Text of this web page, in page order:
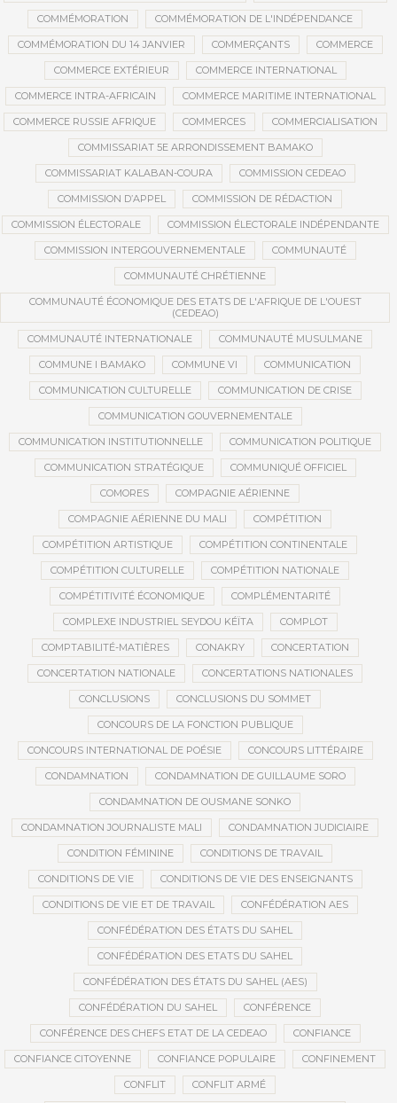
COMMÉMORATION COMMÉMORATION DE L'INDÉPENDANCE
COMMÉMORATION DU 14 JANVIER COMMERÇANTS COMMERCE
COMMERCE EXTÉRIEUR COMMERCE INTERNATIONAL
COMMERCE INTRA-AFRICAIN COMMERCE MARITIME INTERNATIONAL
COMMERCE RUSSIE AFRIQUE COMMERCES COMMERCIALISATION
COMMISSARIAT 5E ARRONDISSEMENT BAMAKO
COMMISSARIAT KALABAN-COURA COMMISSION CEDEAO
COMMISSION D’APPEL COMMISSION DE RÉDACTION
COMMISSION ÉLECTORALE COMMISSION ÉLECTORALE INDÉPENDANTE
COMMISSION INTERGOUVERNEMENTALE COMMUNAUTÉ
COMMUNAUTÉ CHRÉTIENNE
COMMUNAUTÉ ÉCONOMIQUE DES ETATS DE L'AFRIQUE DE L'OUEST
(CEDEAO)
COMMUNAUTÉ INTERNATIONALE COMMUNAUTÉ MUSULMANE
COMMUNE I BAMAKO COMMUNE VI COMMUNICATION
COMMUNICATION CULTURELLE COMMUNICATION DE CRISE
COMMUNICATION GOUVERNEMENTALE
COMMUNICATION INSTITUTIONNELLE COMMUNICATION POLITIQUE
COMMUNICATION STRATÉGIQUE COMMUNIQUÉ OFFICIEL
COMORES COMPAGNIE AÉRIENNE
COMPAGNIE AÉRIENNE DU MALI COMPÉTITION
COMPÉTITION ARTISTIQUE COMPÉTITION CONTINENTALE
COMPÉTITION CULTURELLE COMPÉTITION NATIONALE
COMPÉTITIVITÉ ÉCONOMIQUE COMPLÉMENTARITÉ
COMPLEXE INDUSTRIEL SEYDOU KÉÏTA COMPLOT
COMPTABILITÉ-MATIÈRES CONAKRY CONCERTATION
CONCERTATION NATIONALE CONCERTATIONS NATIONALES
CONCLUSIONS CONCLUSIONS DU SOMMET
CONCOURS DE LA FONCTION PUBLIQUE
CONCOURS INTERNATIONAL DE POÉSIE CONCOURS LITTÉRAIRE
CONDAMNATION CONDAMNATION DE GUILLAUME SORO
CONDAMNATION DE OUSMANE SONKO
CONDAMNATION JOURNALISTE MALI CONDAMNATION JUDICIAIRE
CONDITION FÉMININE CONDITIONS DE TRAVAIL
CONDITIONS DE VIE CONDITIONS DE VIE DES ENSEIGNANTS
CONDITIONS DE VIE ET DE TRAVAIL CONFÉDÉRATION AES
CONFÉDÉRATION DES ÉTATS DU SAHEL
CONFÉDÉRATION DES ETATS DU SAHEL
CONFÉDÉRATION DES ÉTATS DU SAHEL (AES)
CONFÉDÉRATION DU SAHEL CONFÉRENCE
CONFÉRENCE DES CHEFS ETAT DE LA CEDEAO CONFIANCE
CONFIANCE CITOYENNE CONFIANCE POPULAIRE CONFINEMENT
CONFLIT CONFLIT ARMÉ